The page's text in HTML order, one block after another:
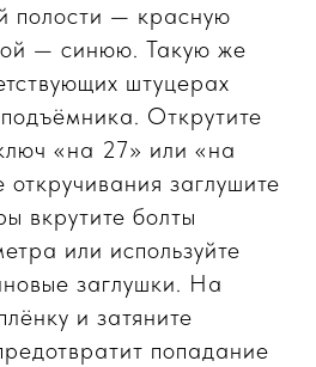
полости — красную
— синюю. Такую же
штуцерах
Открутите
«на 27» или «на
заглушите
вкрутите болты
или используйте
заглушки. На
и затяните
попадание